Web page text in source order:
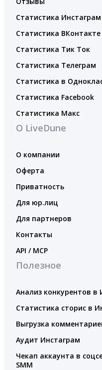
Статистика Инстаграм
Статистика ВКонтакте
Статистика Тик Ток
Статистика Телеграм
Статистика в
Статистика Facebook
Статистика Макс
О LiveDune
О компании
Оферта
Приватность
Для юр.лиц
Для партнеров
Контакты
API / MCP
Полезное
Анализ конкурентов в
Статистика сторис в
Выгрузка
Аудит Инстаграм
Чекап аккаунта в
SMM